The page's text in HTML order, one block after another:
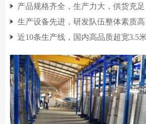
产品规格齐全，生产力大，供货充足
生产设备先进，研发队伍整体素质高
近10条生产线，国内高品质超宽3.5